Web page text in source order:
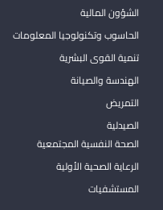
الشؤون المالية
الحاسوب وتكنولوجيا المعلومات
تنمية القوى البشرية
الهندسة والصيانة
التمريض
الصيدلية
الصحة النفسية المجتمعية
الرعاية الصحية الأولية
المستشفيات